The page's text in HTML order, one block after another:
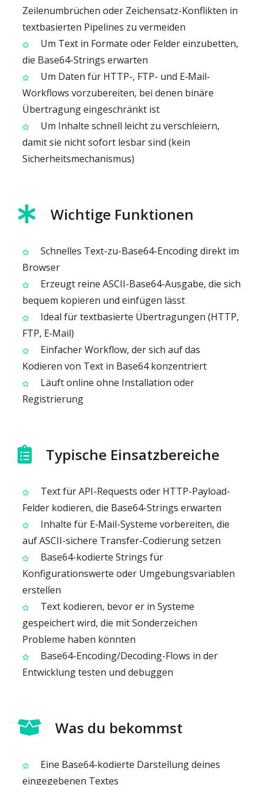
Zeilenumbrüchen oder Zeichensatz-Konflikten in
textbasierten Pipelines zu vermeiden
Um Text in Formate oder Felder einzubetten,
die Base64-Strings erwarten
Um Daten für HTTP-, FTP- und E‑Mail-
Workflows vorzubereiten, bei denen binäre
Übertragung eingeschränkt ist
Um Inhalte schnell leicht zu verschleiern,
damit sie nicht sofort lesbar sind (kein
Sicherheitsmechanismus)
Wichtige Funktionen
Schnelles Text-zu-Base64-Encoding direkt im
Browser
Erzeugt reine ASCII-Base64-Ausgabe, die sich
bequem kopieren und einfügen lässt
Ideal für textbasierte Übertragungen (HTTP,
FTP, E‑Mail)
Einfacher Workflow, der sich auf das
Kodieren von Text in Base64 konzentriert
Läuft online ohne Installation oder
Registrierung
Typische Einsatzbereiche
Text für API-Requests oder HTTP-Payload-
Felder kodieren, die Base64-Strings erwarten
Inhalte für E‑Mail-Systeme vorbereiten, die
auf ASCII-sichere Transfer-Codierung setzen
Base64-kodierte Strings für
Konfigurationswerte oder Umgebungsvariablen
erstellen
Text kodieren, bevor er in Systeme
gespeichert wird, die mit Sonderzeichen
Probleme haben könnten
Base64-Encoding/Decoding-Flows in der
Entwicklung testen und debuggen
Was du bekommst
Eine Base64-kodierte Darstellung deines
eingegebenen Textes